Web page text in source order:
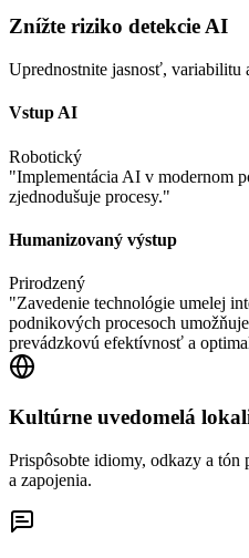
Znížte riziko detekcie AI
Uprednostnite jasnosť, variabilitu
Vstup AI
Robotický
"Implementácia AI v modernom
zjednodušuje procesy."
Humanizovaný výstup
Prirodzený
"Zavedenie technológie umelej
podnikových procesoch
prevádzkovú efektívnosť a
Kultúrne uvedomelá
Prispôsobte idiomy, odkazy a
a zapojenia.